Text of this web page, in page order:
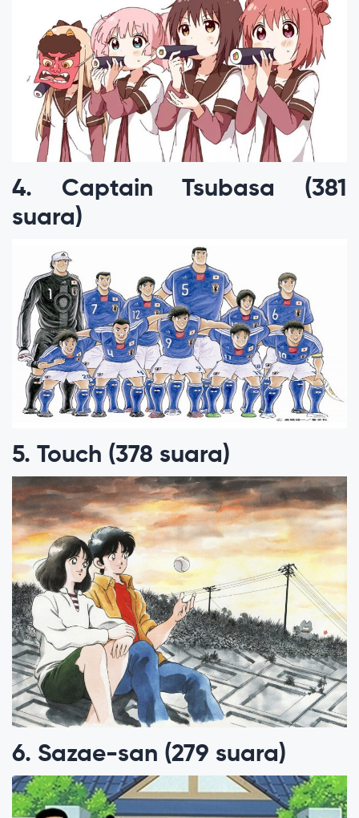
4. Captain Tsubasa (381
suara)
5. Touch (378 suara)
6. Sazae-san (279 suara)